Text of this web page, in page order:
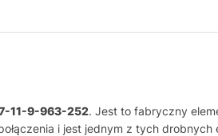
11-9-963-252. Jest to fabryczny
i jest jednym z tych drobnych